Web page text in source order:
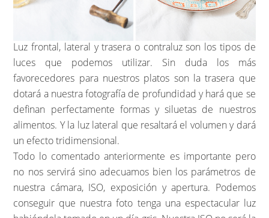
Luz frontal, lateral y trasera o contraluz son los tipos de
luces que podemos utilizar. Sin duda los más
favorecedores para nuestros platos son la trasera que
dotará a nuestra fotografía de profundidad y hará que se
definan perfectamente formas y siluetas de nuestros
alimentos. Y la luz lateral que resaltará el volumen y dará
un efecto tridimensional.
Todo lo comentado anteriormente es importante pero
no nos servirá sino adecuamos bien los parámetros de
nuestra cámara, ISO, exposición y apertura. Podemos
conseguir que nuestra foto tenga una espectacular luz